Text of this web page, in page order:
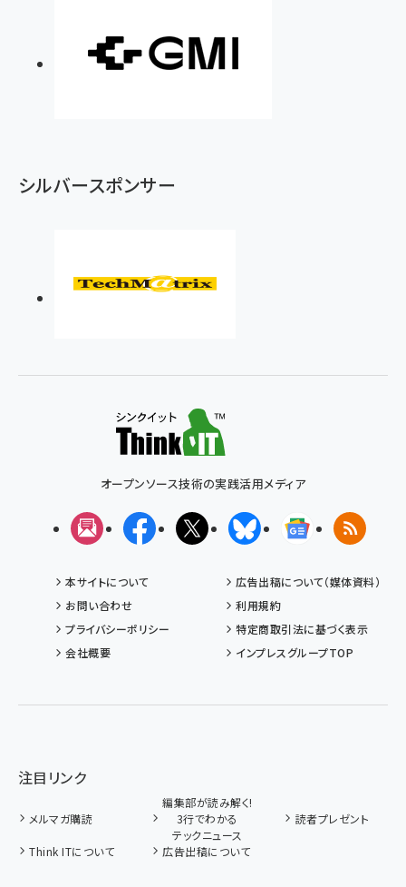
シルバースポンサー
オープンソース技術の実践活用メディア
メルマガFacebookX(エックス)BlueskyGoogleニュ
RSS
本サイトについて
広告出稿について（媒体資料）
お問い合わせ
利用規約
プライバシーポリシー
特定商取引法に基づく表示
会社概要
インプレスグループTOP
注目リンク
メルマガ購読
編集部が読み解く!
3行でわかる
テックニュース
読者プレゼント
Think ITについて 広告出稿について